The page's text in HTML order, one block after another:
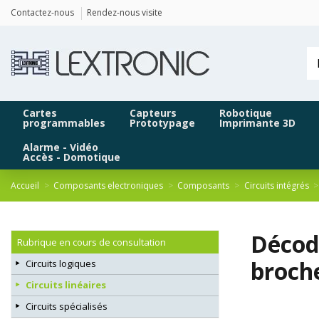
Contactez-nous Rendez-nous visite
Cartes
programmables
Capteurs
Prototypage
Robotique
Imprimante 3D
Alarme - Vidéo
Accès - Domotique
Accueil Composants electroniques Composants Circuits intégrés
Rubrique en cours de consultation
Circuits logiques
Circuits linéaires
Circuits spécialisés
Panneau de gestion des cookies